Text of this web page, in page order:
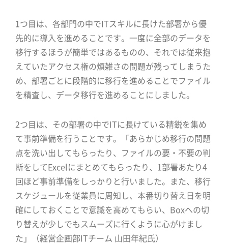
1つ目は、各部門の中でITスキルに長けた部署から優
先的に導入を進めることです。一度に全部のデータを
移行するほうが簡単ではあるものの、それでは従来抱
えていたアクセス権の煩雑さの問題が残ってしまうた
め、部署ごとに段階的に移行を進めることでファイル
を精査し、データ移行を進めることにしました。
2つ目は、その部署の中でITに長けている精鋭を集め
て事前準備を行うことです。「あらかじめ移行の問題
点を洗い出してもらったり、ファイルの要・不要の判
断をしてExcelにまとめてもらったり、1部署あたり4
回ほど事前準備をしっかりと行いました。また、移行
スケジュールを従業員に周知し、本番切り替え日を明
確にしておくことで意識を高めてもらい、Boxへの切
り替えが少しでもスムーズに行くように心がけまし
た」（経営企画部ITチーム 山田年紀氏）